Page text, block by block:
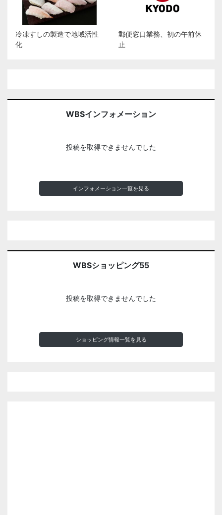
冷凍すしの製造で地域活性
化
郵便窓口業務、初の午前休
止
WBSインフォメーション
投稿を取得できませんでした
インフォメーション一覧を見る
WBSショッピング55
投稿を取得できませんでした
ショッピング情報一覧を見る